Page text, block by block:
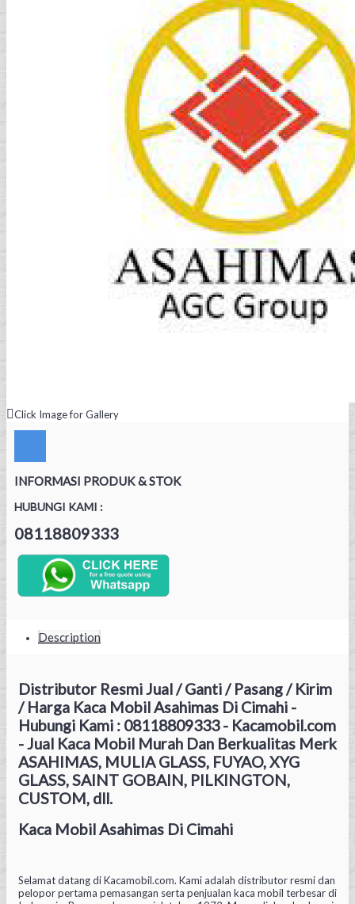
Click Image for Gallery
INFORMASI PRODUK & STOK
HUBUNGI KAMI :
08118809333
Description
Distributor Resmi Jual / Ganti / Pasang / Kirim
/ Harga Kaca Mobil Asahimas Di Cimahi -
Hubungi Kami : 08118809333 - Kacamobil.com
- Jual Kaca Mobil Murah Dan Berkualitas Merk
ASAHIMAS, MULIA GLASS, FUYAO, XYG
GLASS, SAINT GOBAIN, PILKINGTON,
CUSTOM, dll.
Kaca Mobil Asahimas Di Cimahi
Selamat datang di Kacamobil.com. Kami adalah distributor resmi dan
pelopor pertama pemasangan serta penjualan kaca mobil terbesar di